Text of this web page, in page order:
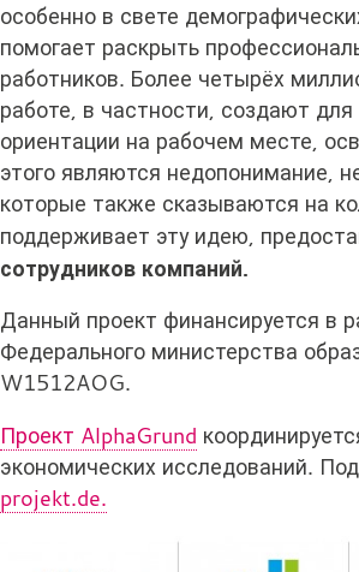
особенно в свете
помогает раскрыть
работников. Более четырёх
работе, в частности, создают
ориентации на рабочем месте,
этого являются недопонимание,
которые также сказываются на
поддерживает эту идею,
сотрудников компаний.
Данный проект финансируется в
Федерального министерства
W1512AOG.
Проект AlphaGrund
экономических исследований.
projekt.de.